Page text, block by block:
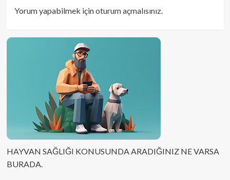
Yorum yapabilmek içinoturum açmalısınız.
HAYVAN SAĞLIĞI KONUSUNDA ARADIĞINIZ NE VARSA
BURADA.